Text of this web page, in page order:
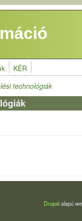
KÉR
technológiák
Drupalalapú